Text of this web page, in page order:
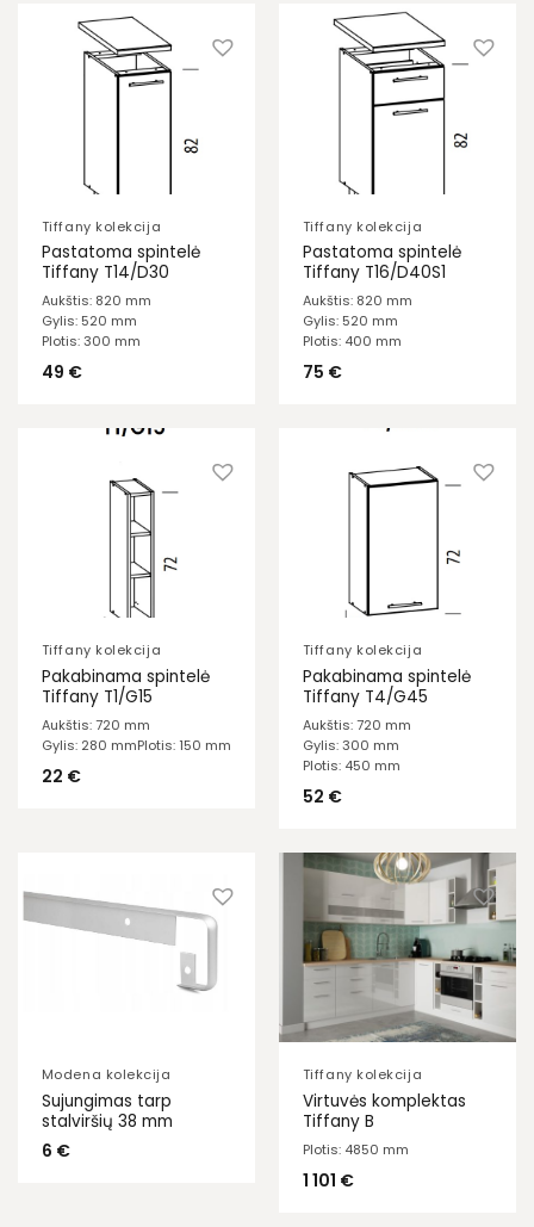
Tiffany kolekcija
Pastatoma spintelė
Tiffany T14/D30
Aukštis: 820 mm
Gylis: 520 mm
Plotis: 300 mm
49 €
Tiffany kolekcija
Pastatoma spintelė
Tiffany T16/D40S1
Aukštis: 820 mm
Gylis: 520 mm
Plotis: 400 mm
75 €
Tiffany kolekcija
Pakabinama spintelė
Tiffany T1/G15
Aukštis: 720 mm
Gylis: 280 mmPlotis: 150 mm
22 €
Tiffany kolekcija
Pakabinama spintelė
Tiffany T4/G45
Aukštis: 720 mm
Gylis: 300 mm
Plotis: 450 mm
52 €
Modena kolekcija
Sujungimas tarp
stalviršių 38 mm
6 €
Tiffany kolekcija
Virtuvės komplektas
Tiffany B
Plotis: 4850 mm
1 101 €